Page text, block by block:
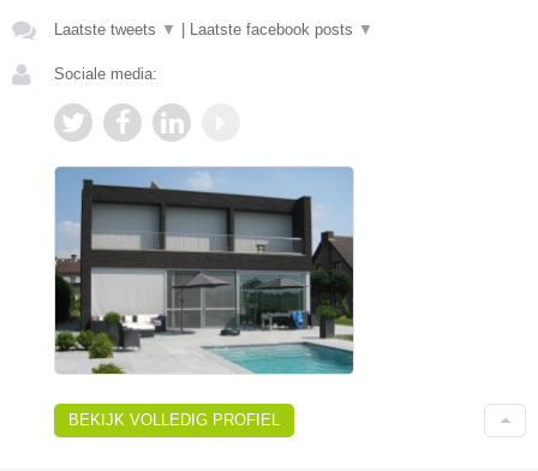
Laatste tweets ▼ Laatste facebook posts ▼
Sociale media:
BEKIJK VOLLEDIG PROFIEL